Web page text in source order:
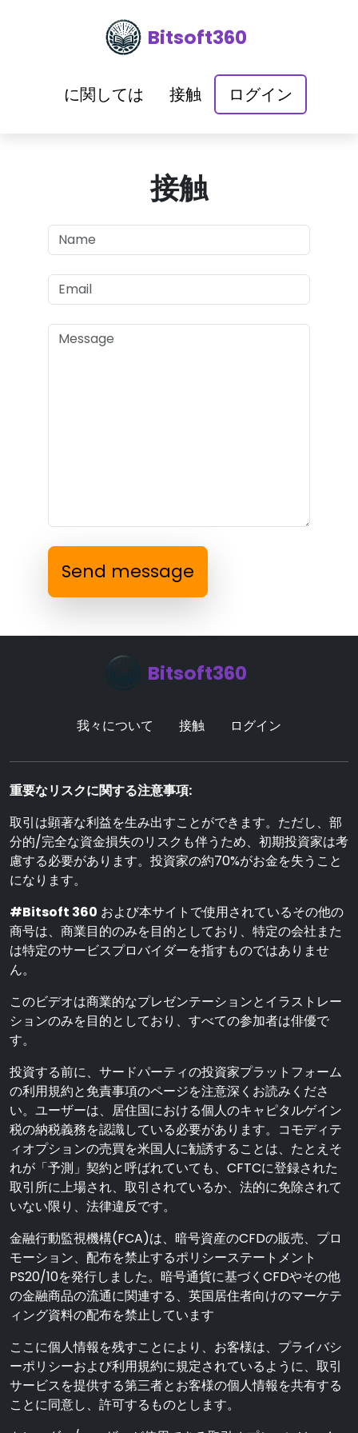
Bitsoft360
に関しては 接触 ログイン
接触
Send message
Bitsoft360
我々について 接触 ログイン
重要なリスクに関する注意事項:
取引は顕著な利益を生み出すことができます。ただし、部
分的/完全な資金損失のリスクも伴うため、初期投資家は考
慮する必要があります。投資家の約70%がお金を失うこと
になります。
#Bitsoft 360 および本サイトで使用されているその他の
商号は、商業目的のみを目的としており、特定の会社また
は特定のサービスプロバイダーを指すものではありませ
ん。
このビデオは商業的なプレゼンテーションとイラストレー
ションのみを目的としており、すべての参加者は俳優で
す。
投資する前に、サードパーティの投資家プラットフォーム
の利用規約と免責事項のページを注意深くお読みくださ
い。ユーザーは、居住国における個人のキャピタルゲイン
税の納税義務を認識している必要があります。コモディテ
ィオプションの売買を米国人に勧誘することは、たとえそ
れが「予測」契約と呼ばれていても、CFTCに登録された
取引所に上場され、取引されているか、法的に免除されて
いない限り、法律違反です。
金融行動監視機構(FCA)は、暗号資産のCFDの販売、プロ
モーション、配布を禁止するポリシーステートメント
PS20/10を発行しました。暗号通貨に基づくCFDやその他
の金融商品の流通に関連する、英国居住者向けのマーケテ
ィング資料の配布を禁止しています
ここに個人情報を残すことにより、お客様は、プライバシ
ーポリシーおよび利用規約に規定されているように、取引
サービスを提供する第三者とお客様の個人情報を共有する
ことに同意し、許可するものとします。